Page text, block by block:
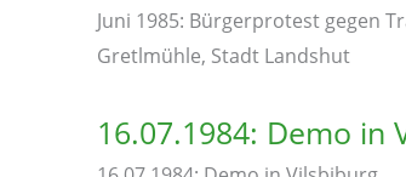
Juni 1985: Bürgerprotest gegen
Gretlmühle, Stadt Landshut
16.07.1984: Demo in